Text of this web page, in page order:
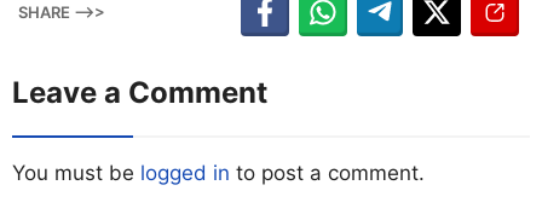
SHARE -->>
Leave a Comment
You must be logged in to post a comment.